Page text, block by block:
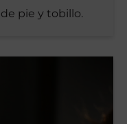
pie y tobillo.